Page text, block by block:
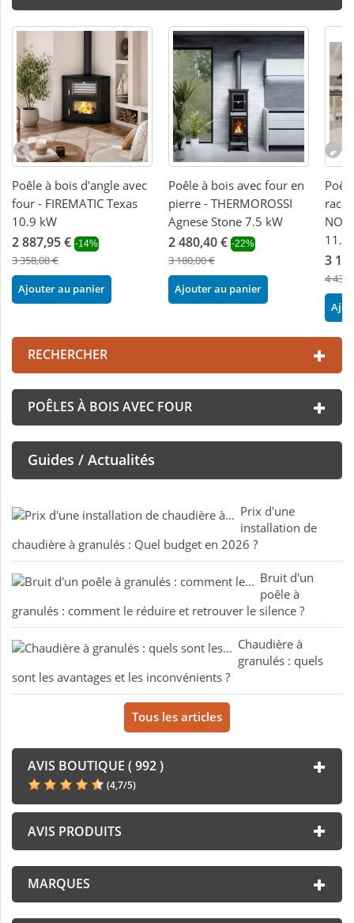
Poêle à bois d'angle avec
four - FIREMATIC Texas
10.9 kW
2 887,95 € -14%
3 358,08 €
Ajouter au panier
Poêle à bois avec four en
pierre - THERMOROSSI
Agnese Stone 7.5 kW
2 480,40 € -22%
3 180,00 €
Ajouter au panier
11.8
3
4
RECHERCHER
POÊLES À BOIS AVEC FOUR
Guides / Actualités
Prix d'une
installation de
chaudière à granulés : Quel budget en 2026 ?
Bruit d'un
poêle à
granulés : comment le réduire et retrouver le silence ?
Chaudière à
granulés : quels
sont les avantages et les inconvénients ?
Tous les articles
AVIS BOUTIQUE ( 992 )
(4,7/5)
AVIS PRODUITS
MARQUES